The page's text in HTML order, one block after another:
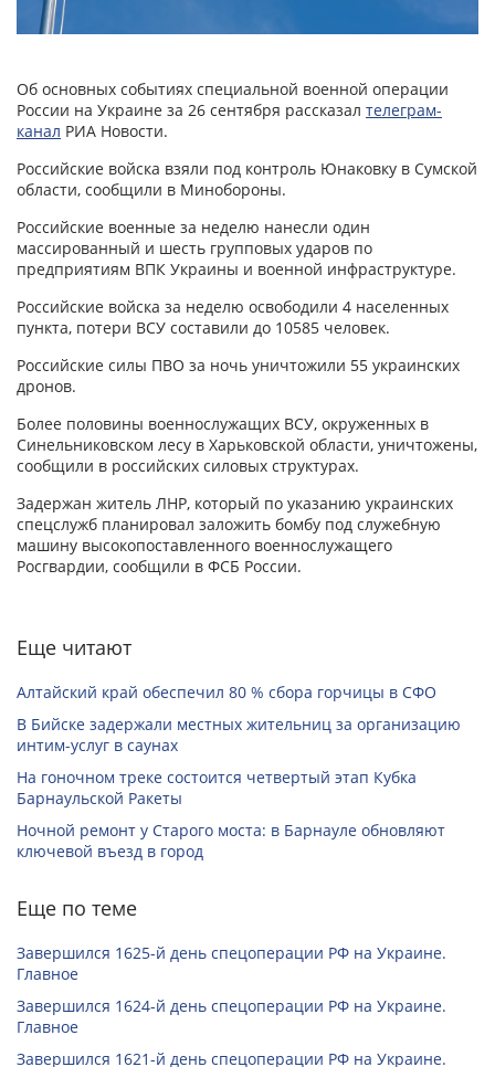
Об основных событиях специальной военной операции
России на Украине за 26 сентября рассказал телеграм-
канал РИА Новости.
Российские войска взяли под контроль Юнаковку в Сумской
области, сообщили в Минобороны.
Российские военные за неделю нанесли один
массированный и шесть групповых ударов по
предприятиям ВПК Украины и военной инфраструктуре.
Российские войска за неделю освободили 4 населенных
пункта, потери ВСУ составили до 10585 человек.
Российские силы ПВО за ночь уничтожили 55 украинских
дронов.
Более половины военнослужащих ВСУ, окруженных в
Синельниковском лесу в Харьковской области, уничтожены,
сообщили в российских силовых структурах.
Задержан житель ЛНР, который по указанию украинских
спецслужб планировал заложить бомбу под служебную
машину высокопоставленного военнослужащего
Росгвардии, сообщили в ФСБ России.
Еще читают
Алтайский край обеспечил 80 % сбора горчицы в СФО
В Бийске задержали местных жительниц за организацию
интим-услуг в саунах
На гоночном треке состоится четвертый этап Кубка
Барнаульской Ракеты
Ночной ремонт у Старого моста: в Барнауле обновляют
ключевой въезд в город
Еще по теме
Завершился 1625-й день спецоперации РФ на Украине.
Главное
Завершился 1624-й день спецоперации РФ на Украине.
Главное
Завершился 1621-й день спецоперации РФ на Украине.